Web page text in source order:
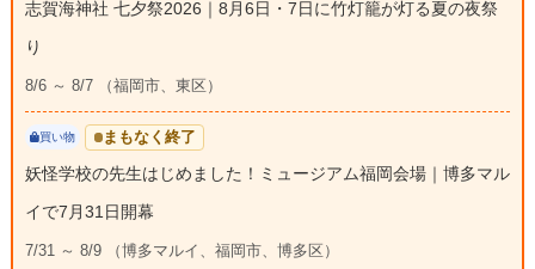
志賀海神社 七夕祭2026｜8月6日・7日に竹灯籠が灯る夏の夜祭
り
8/6 ～ 8/7 （福岡市、東区）
買い物 まもなく終了
妖怪学校の先生はじめました！ミュージアム福岡会場｜博多マル
イで7月31日開幕
7/31 ～ 8/9 （博多マルイ、福岡市、博多区）